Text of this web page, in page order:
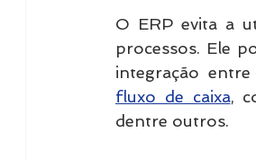
O ERP evita a
processos. Ele
integração
fluxo de caixa,
dentre outros.